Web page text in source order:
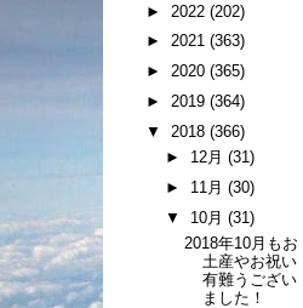
► 2022 (202)
► 2021 (363)
► 2020 (365)
► 2019 (364)
▼ 2018 (366)
► 12月 (31)
► 11月 (30)
▼ 10月 (31)
2018年10月もお
土産やお祝い
有難うござい
ました！